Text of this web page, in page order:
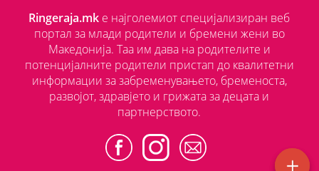
Ringeraja.mk е најголемиот специјализиран веб
портал за млади родители и бремени жени во
Македонија. Таа им дава на родителите и
потенцијалните родители пристап до квалитетни
информации за забременувањето, бременоста,
развојот, здравјето и грижата за децата и
партнерството.